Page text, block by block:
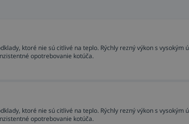
ktoré nie sú citlivé na teplo. Rýchly rezný výkon s vysokým
opotrebovanie kotúča.
ktoré nie sú citlivé na teplo. Rýchly rezný výkon s vysokým
opotrebovanie kotúča.